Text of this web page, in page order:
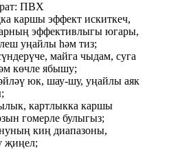
ПВХ
каршы эффект искиткеч,
эффективлыгы югары,
уңайлы һәм тиз;
майга чыдам, суга
көчле ябышу;
юк, шау-шу, уңайлы аяк
картлыкка каршы
гомерле булыгыз;
киң диапазоны,
җиңел;